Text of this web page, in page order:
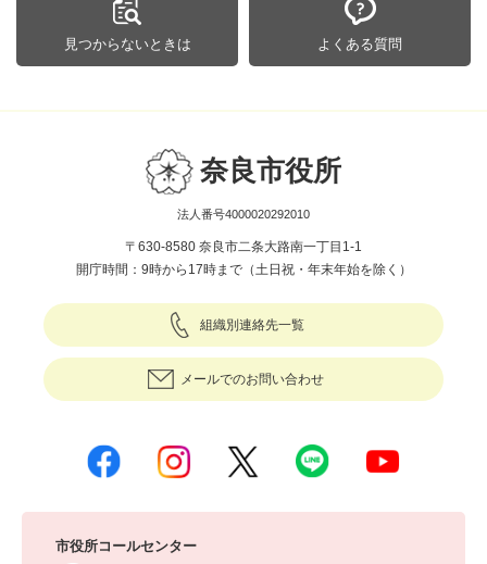
見つからないときは よくある質問
奈良市役所
法人番号4000020292010
〒630-8580 奈良市二条大路南一丁目1-1
開庁時間：9時から17時まで（土日祝・年末年始を除く）
組織別連絡先一覧
メールでのお問い合わせ
市役所コールセンター